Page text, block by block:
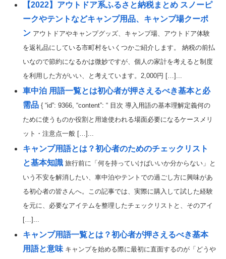
【2022】アウトドア系ふるさと納税まとめ スノーピ
ークやテントなどキャンプ用品、キャンプ場クーポ
ン アウトドアやキャンプグッズ、キャンプ場、アウトドア体験
を返礼品にしている市町村をいくつかご紹介します。 納税の前払
いなので節約になるかは微妙ですが、個人の家計を考えると制度
を利用した方がいい、と考えています。2,000円 […]...
車中泊 用語一覧とは初心者が押さえるべき基本と必
需品 { “id”: 9366, “content”: “ 目次 導入用語の基本理解定義何の
ために使うものか役割と用途使われる場面必要になるケースメリ
ット・注意点一般 […]...
キャンプ用語とは？初心者のためのチェックリスト
と基本知識 旅行前に「何を持っていけばいいか分からない」と
いう不安を解消したい、車中泊やテントでの過ごし方に興味があ
る初心者の皆さんへ。この記事では、実際に購入して試した経験
を元に、必要なアイテムを整理したチェックリストと、そのアイ
[…]...
キャンプ用語一覧とは？初心者が押さえるべき基本
用語と意味 キャンプを始める際に最初に直面するのが「どうや